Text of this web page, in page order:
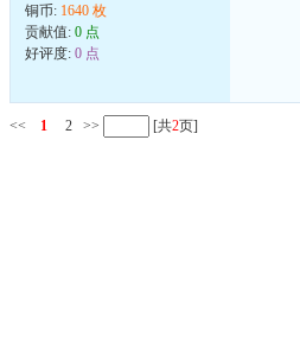
铜币: 1640 枚
贡献值: 0 点
好评度: 0 点
<< 1 2 >> [共2页]